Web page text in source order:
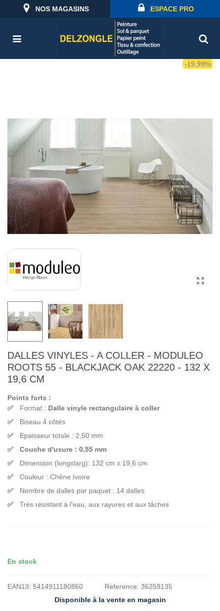
NOS MAGASINS ESPACE PRO
-19,99%
DALLES VINYLES - A COLLER - MODULEO
ROOTS 55 - BLACKJACK OAK 22220 - 132 X
19,6 CM
Points forts :
Format : Dalle vinyle rectangulaire à coller
Biseau 4 côtés
Epaisseur totale : 2,50 mm
Couche d'usure : 0,55 mm
Dimension (longxlarg): 132 cm x 19,6 cm
Couleur : Chêne Ivoire
Nombre de dalles par paquet : 14 dalles
Très résistant à l'eau, aux rayures et aux tâches
En stock
EAN13: 5414911180860 Reference: 36259135
Disponible à la vente en magasin